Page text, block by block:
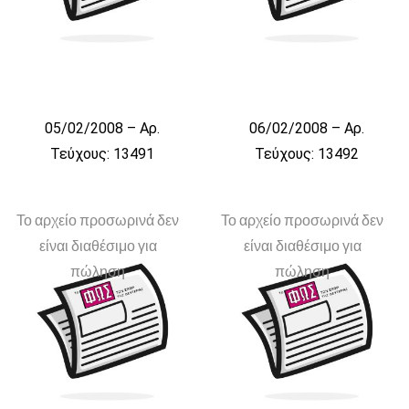
05/02/2008 – Αρ.
Τεύχους: 13491
06/02/2008 – Αρ.
Τεύχους: 13492
Το αρχείο προσωρινά δεν
είναι διαθέσιμο για
πώληση
Το αρχείο προσωρινά δεν
είναι διαθέσιμο για
πώληση